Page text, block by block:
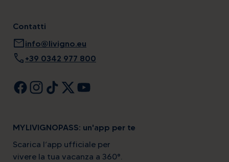
Contatti
mailinfo@livigno.eu
call +39 0342 977 800
MYLIVIGNOPASS: un'app per te
Scarica l’app ufficiale per
vivere la tua vacanza a 360°.